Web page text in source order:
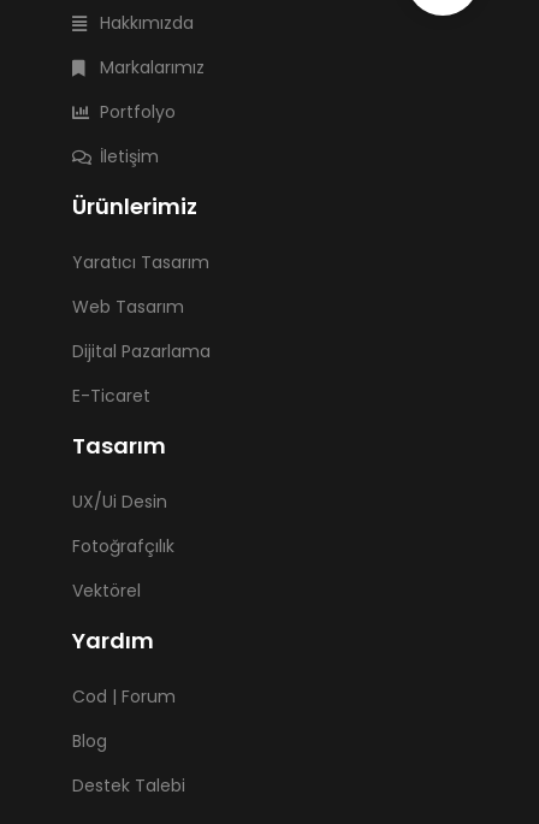
Hakkımızda
Markalarımız
Portfolyo
İletişim
Ürünlerimiz
Yaratıcı Tasarım
Web Tasarım
Dijital Pazarlama
E-Ticaret
Tasarım
UX/Ui Desin
Fotoğrafçılık
Vektörel
Yardım
Cod | Forum
Blog
Destek Talebi